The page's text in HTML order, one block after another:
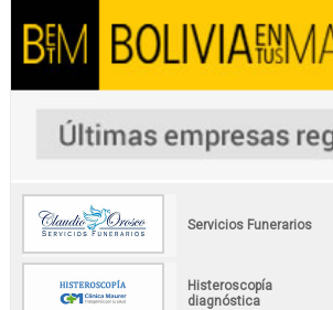
Servicios Funerarios
Histeroscopía
diagnóstica